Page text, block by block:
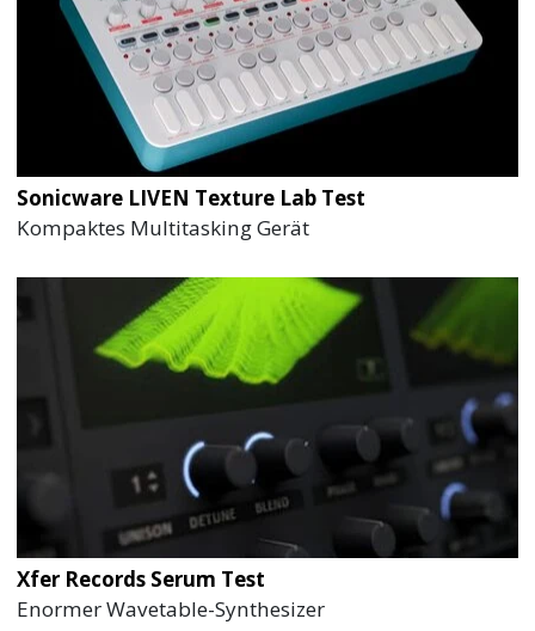
Sonicware LIVEN Texture Lab Test
Kompaktes Multitasking Gerät
Xfer Records Serum Test
Enormer Wavetable-Synthesizer